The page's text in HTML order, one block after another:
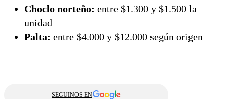
Choclo norteño: entre $1.300 y $1.500 la
unidad
Palta: entre $4.000 y $12.000 según origen
SEGUINOS EN